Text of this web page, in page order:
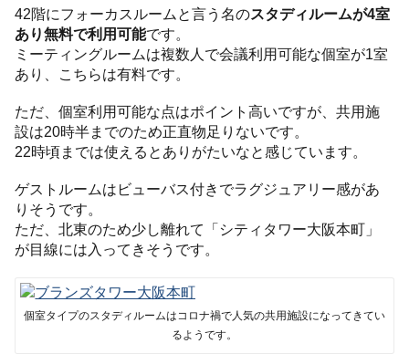
42階にフォーカスルームと言う名のスタディルームが4室
あり無料で利用可能です。
ミーティングルームは複数人で会議利用可能な個室が1室
あり、こちらは有料です。
ただ、個室利用可能な点はポイント高いですが、共用施
設は20時半までのため正直物足りないです。
22時頃までは使えるとありがたいなと感じています。
ゲストルームはビューバス付きでラグジュアリー感があ
りそうです。
ただ、北東のため少し離れて「シティタワー大阪本町」
が目線には入ってきそうです。
個室タイプのスタディルームはコロナ禍で人気の共用施設になってきてい
るようです。